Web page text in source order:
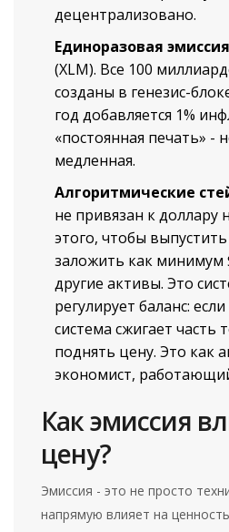
децентрализовано.
Единоразовая эмиссия
(XLM). Все 100
созданы в генезис-
год добавляется 1%
«постоянная печать» -
медленная.
Алгоритмические
не привязан к доллару
этого, чтобы
заложить как минимум
другие активы. Это
регулирует баланс:
система сжигает часть
поднять цену. Это как
экономист,
Как эмиссия
цену?
Эмиссия - это не просто
напрямую влияет на